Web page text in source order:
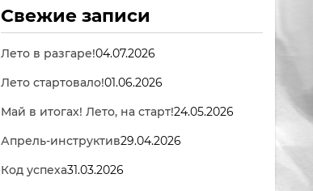
Свежие записи
Лето в разгаре!04.07.2026
Лето стартовало!01.06.2026
Май в итогах! Лето, на старт!24.05.2026
Апрель-инструктив29.04.2026
Код успеха31.03.2026